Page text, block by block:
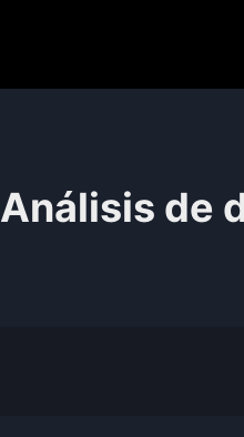
Análisis de